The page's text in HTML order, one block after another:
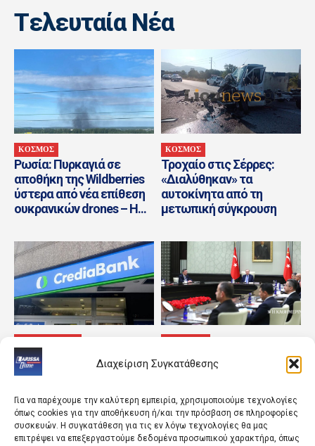
Διαχείριση Συγκατάθεσης
Για να παρέχουμε την καλύτερη εμπειρία, χρησιμοποιούμε τεχνολογίες
όπως cookies για την αποθήκευση ή/και την πρόσβαση σε πληροφορίες
συσκευών. Η συγκατάθεση για τις εν λόγω τεχνολογίες θα μας
επιτρέψει να επεξεργαστούμε δεδομένα προσωπικού χαρακτήρα, όπως
Tελευταία Nέα
ΚΟΣΜΟΣ
Ρωσία: Πυρκαγιά σε
αποθήκη της Wildberries
ύστερα από νέα επίθεση
ουκρανικών drones – Η...
ΚΟΣΜΟΣ
Τροχαίο στις Σέρρες:
«Διαλύθηκαν» τα
αυτοκίνητα από τη
μετωπική σύγκρουση
Οι υψηλές επιδόσεις της
CrediaBank συνέχισαν και
Τα τουρκικά μαχητικά
επέστρεψαν στο Αιγαίο